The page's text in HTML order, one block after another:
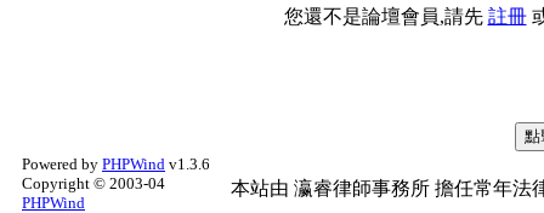
您還不是論壇會員,請先 註冊
Powered by PHPWind v1.3.6
Copyright © 2003-04
PHPWind
本站由 瀛睿律師事務所 擔任常年法